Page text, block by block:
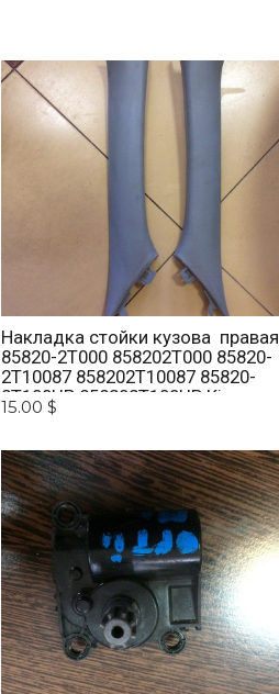
Накладка стойки кузова правая
85820-2T000 858202T000 85820-
2T10087 858202T10087 85820-
2T100UP 858202T100UP Kia
Optima 2010 -2015
15.00 $